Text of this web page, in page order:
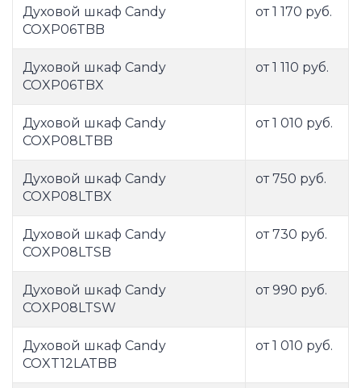
Духовой шкаф Candy
COXP06TBB
от 1 170 руб.
Духовой шкаф Candy
COXP06TBX
от 1 110 руб.
Духовой шкаф Candy
COXP08LTBB
от 1 010 руб.
Духовой шкаф Candy
COXP08LTBX
от 750 руб.
Духовой шкаф Candy
COXP08LTSB
от 730 руб.
Духовой шкаф Candy
COXP08LTSW
от 990 руб.
Духовой шкаф Candy
COXT12LATBB
от 1 010 руб.